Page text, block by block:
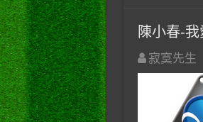
陳小春-我
寂寞先生